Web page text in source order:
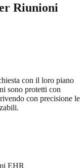
Riunioni
con il loro piano
sono protetti con
con precisione le
EHR